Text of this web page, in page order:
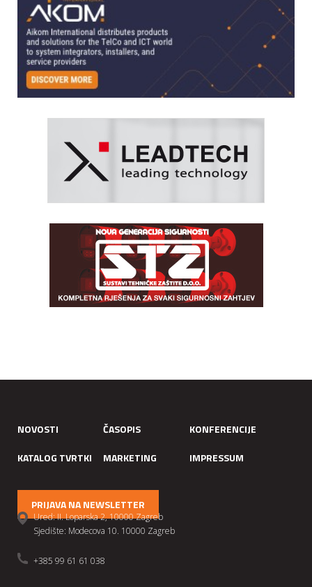
NOVOSTI ČASOPIS
KONFERENCIJE
KATALOG TVRTKI
MARKETING IMPRESSUM
PRIJAVA NA NEWSLETTER
Ured: II. Loparska 2, 10000 Zagreb
Sjedište: Modecova 10. 10000 Zagreb
+385 99 61 61 038